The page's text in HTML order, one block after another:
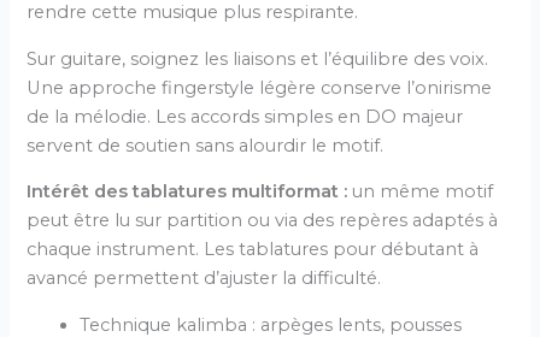
rendre cette musique plus respirante.
Sur guitare, soignez les liaisons et l’équilibre des voix.
Une approche fingerstyle légère conserve l’onirisme
de la mélodie. Les accords simples en DO majeur
servent de soutien sans alourdir le motif.
Intérêt des tablatures multiformat : un même motif
peut être lu sur partition ou via des repères adaptés à
chaque instrument. Les tablatures pour débutant à
avancé permettent d’ajuster la difficulté.
Technique kalimba : arpèges lents, pousses